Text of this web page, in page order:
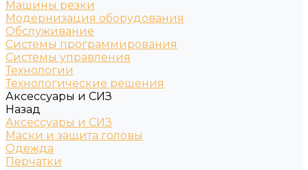
Машины резки
Модернизация оборудования
Обслуживание
Системы программирования
Системы управления
Технологии
Технологические решения
Аксессуары и СИЗ
Назад
Аксессуары и СИЗ
Маски и защита головы
Одежда
Перчатки